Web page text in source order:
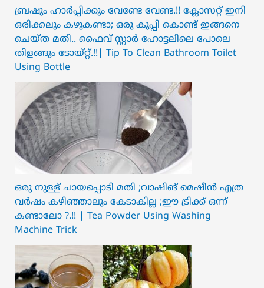
ബ്രഷും ഹാർപ്പിക്കും വേണ്ടേ വേണ്ട.!! ക്ലോസറ്റ് ഇനി
ഒരിക്കലും കഴുകണ്ടാ; ഒരു കുപ്പി കൊണ്ട് ഇങ്ങനെ
ചെയ്ത മതി.. ഫൈവ് സ്റ്റാർ ഹോട്ടലിലെ പോലെ
തിളങ്ങും ടോയ്റ്റ്.!!| Tip To Clean Bathroom Toilet
Using Bottle
ഒരു നുള്ള് ചായപ്പൊടി മതി ;വാഷിങ് മെഷീൻ എത്ര
വർഷം കഴിഞ്ഞാലും കേടാകില്ല ;ഈ ട്രിക്ക് ഒന്ന്
കണ്ടാലോ ?.!! | Tea Powder Using Washing
Machine Trick